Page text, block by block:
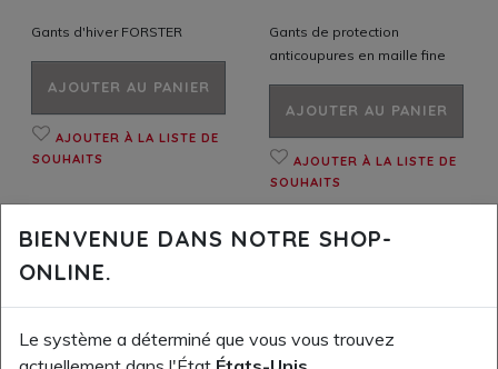
Gants d'hiver FORSTER
AJOUTER AU PANIER
AJOUTER À LA LISTE DE
SOUHAITS
Gants de protection
anticoupures en maille fine
AJOUTER AU PANIER
AJOUTER À LA LISTE DE
SOUHAITS
BIENVENUE DANS NOTRE SHOP-
ONLINE.
Le système a déterminé que vous vous trouvez